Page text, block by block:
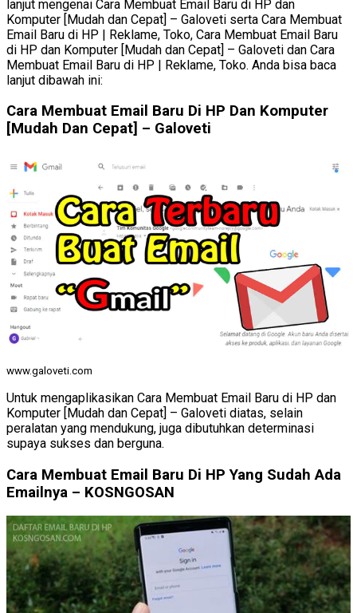
lanjut mengenai Cara Membuat Email Baru di HP dan
Komputer [Mudah dan Cepat] – Galoveti serta Cara Membuat
Email Baru di HP | Reklame, Toko, Cara Membuat Email Baru
di HP dan Komputer [Mudah dan Cepat] – Galoveti dan Cara
Membuat Email Baru di HP | Reklame, Toko. Anda bisa baca
lanjut dibawah ini:
Cara Membuat Email Baru Di HP Dan Komputer
[Mudah Dan Cepat] – Galoveti
www.galoveti.com
Untuk mengaplikasikan Cara Membuat Email Baru di HP dan
Komputer [Mudah dan Cepat] – Galoveti diatas, selain
peralatan yang mendukung, juga dibutuhkan determinasi
supaya sukses dan berguna.
Cara Membuat Email Baru Di HP Yang Sudah Ada
Emailnya – KOSNGOSAN